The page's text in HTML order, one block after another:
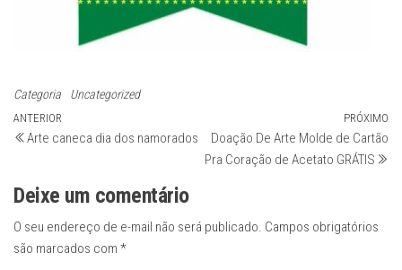
Categoria Uncategorized
Navegação
de
Post
Post
anterior
ANTERIOR
Arte caneca dia dos namorados
PRÓXIMO
Doação De Arte Molde de Cartão
Pra Coração de Acetato GRÁTIS
Deixe um comentário
O seu endereço de e-mail não será publicado. Campos obrigatórios
são marcados com *